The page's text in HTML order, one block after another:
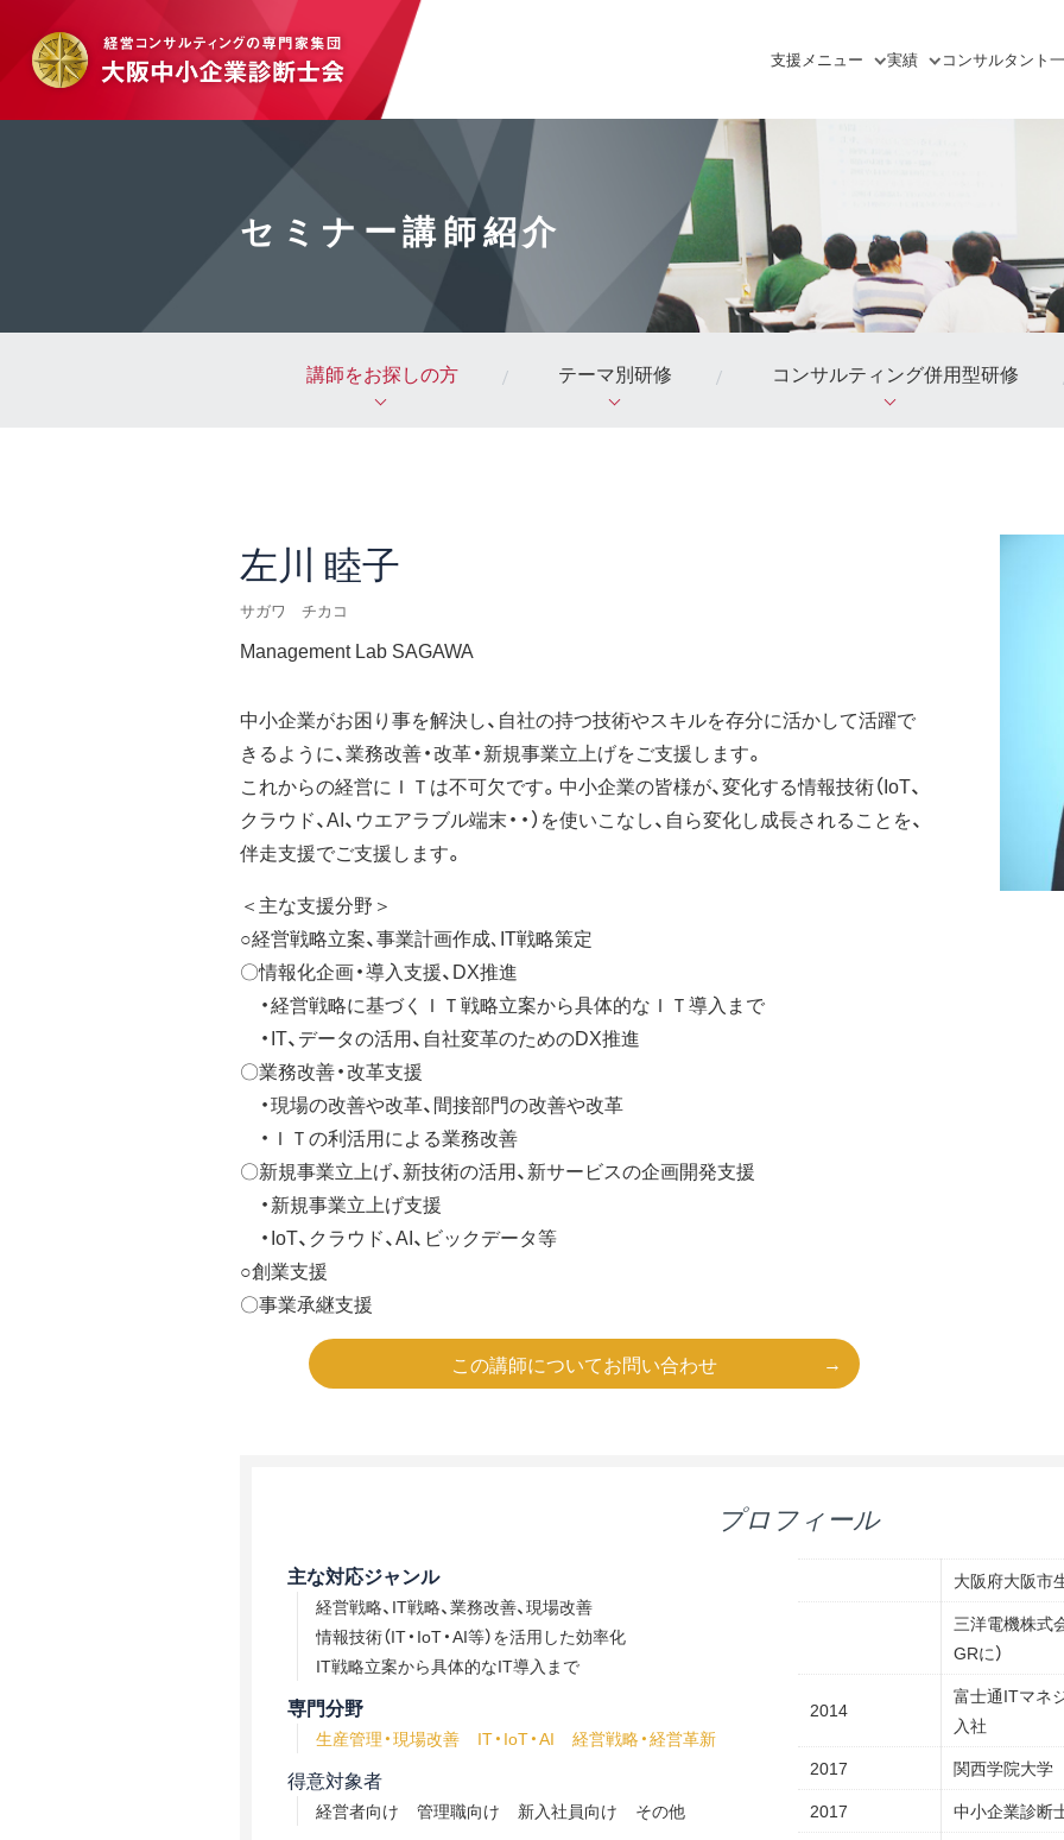
支援メニュー 実績 コンサルタント
セミナー講師紹介
講師をお探しの方 テーマ別研修 コンサルティング併用型研修
左川 睦子
サガワ チカコ
Management Lab SAGAWA
中小企業がお困り事を解決し、自社の持つ技術やスキルを存分に活かして活躍で
きるように、業務改善・改革・新規事業立上げをご支援します。
これからの経営にＩＴは不可欠です。中小企業の皆様が、変化する情報技術（IoT、
クラウド、AI、ウエアラブル端末・・）を使いこなし、自ら変化し成長されることを、
伴走支援でご支援します。
＜主な支援分野＞
○経営戦略立案、事業計画作成､IT戦略策定
〇情報化企画・導入支援、DX推進
・経営戦略に基づくＩＴ戦略立案から具体的なＩＴ導入まで
・IT、データの活用、自社変革のためのDX推進
〇業務改善・改革支援
・現場の改善や改革、間接部門の改善や改革
・ＩＴの利活用による業務改善
〇新規事業立上げ、新技術の活用、新サービスの企画開発支援
・新規事業立上げ支援
・IoT、クラウド、AI、ビックデータ等
○創業支援
〇事業承継支援
この講師についてお問い合わせ
プロフィール
主な対応ジャンル
経営戦略、IT戦略、業務改善、現場改善
情報技術（IT・IoT・AI等）を活用した効率化
IT戦略立案から具体的なIT導入まで
専門分野
生産管理・現場改善 IT・IoT・AI 経営戦略・経営革新
得意対象者
経営者向け 管理職向け 新入社員向け その他
大阪府大阪市
三洋電機株式
GRに）
2014
富士通ITマネ
入社
2017
関西学院大学
2017
中小企業診断